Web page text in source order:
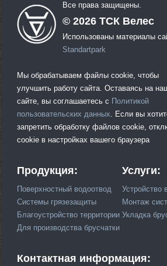
Все права защищены.
©2026 ТСК Велес
Использованы материалы
Standartpark
Мы обрабатываем файлы cookie, чтобы
улучшить работу сайта. Оставаясь на
сайте, вы соглашаетесь с Политикой
пользовательских данных. Если вы
запретить обработку файлов cookie,
cookie в настройках вашего браузера
Продукция:
Поверхностный водоотвод
Системы грязезащиты
Благоустройство территории
Для производства брусчатки
Услуги:
Устройство
Монтаж
Укладка
Контактная информация: